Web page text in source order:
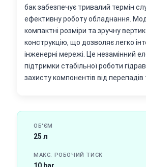
бак забезпечує тривалий термін
ефективну роботу обладнання.
компактні розміри та зручну
конструкцію, що дозволяє легко
інженерні мережі. Це незамінний
підтримки стабільної роботи
захисту компонентів від перепадів
ОБ'ЄМ
25 л
МАКС. РОБОЧИЙ ТИСК
10 bar